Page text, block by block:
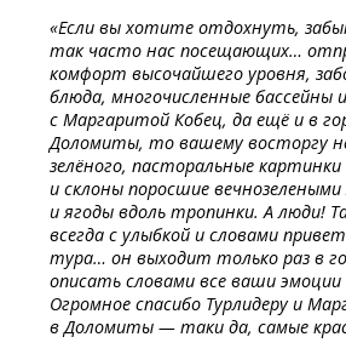
«Если вы хотите отдохнуть,
так часто нас посещающих…
комфорт высочайшего уровня,
блюда, многочисленные
с Маргаритой Кобец, да ещё и в
Доломиты, то вашему восторгу
зелёного, пасторальные
и склоны поросшие
и ягоды вдоль тропинки. А люди!
всегда с улыбкой и словами
тура… он выходит только раз в
описать словами все ваши
Огромное спасибо Турлидеру и
в Доломиты — таки да, самые